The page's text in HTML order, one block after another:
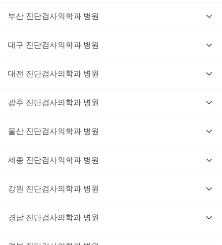
부산 진단검사의학과 병원
대구 진단검사의학과 병원
대전 진단검사의학과 병원
광주 진단검사의학과 병원
울산 진단검사의학과 병원
세종 진단검사의학과 병원
강원 진단검사의학과 병원
경남 진단검사의학과 병원